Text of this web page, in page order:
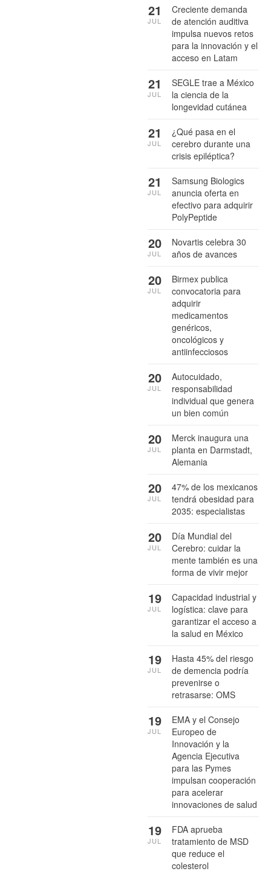
Creciente demanda
de atención auditiva
impulsa nuevos retos
para la innovación y el
acceso en Latam
21
JUL
SEGLE trae a México
la ciencia de la
longevidad cutánea
21
JUL
¿Qué pasa en el
cerebro durante una
crisis epiléptica?
21
JUL
Samsung Biologics
anuncia oferta en
efectivo para adquirir
PolyPeptide
21
JUL
Novartis celebra 30
años de avances
20
JUL
Birmex publica
convocatoria para
adquirir
medicamentos
genéricos,
oncológicos y
antiinfecciosos
20
JUL
Autocuidado,
responsabilidad
individual que genera
un bien común
20
JUL
Merck inaugura una
planta en Darmstadt,
Alemania
20
JUL
47% de los mexicanos
tendrá obesidad para
2035: especialistas
20
JUL
Día Mundial del
Cerebro: cuidar la
mente también es una
forma de vivir mejor
20
JUL
Capacidad industrial y
logística: clave para
garantizar el acceso a
la salud en México
19
JUL
Hasta 45% del riesgo
de demencia podría
prevenirse o
retrasarse: OMS
19
JUL
EMA y el Consejo
Europeo de
Innovación y la
Agencia Ejecutiva
para las Pymes
impulsan cooperación
para acelerar
innovaciones de salud
19
JUL
FDA aprueba
tratamiento de MSD
que reduce el
colesterol
19
JUL